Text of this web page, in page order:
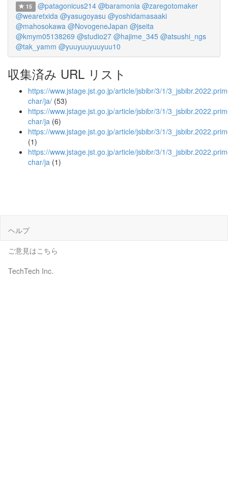
15 @patagonicus214 @baramonia @zaregotomaker
@wearetxida @yasugoyasu @yoshidamasaaki
@mahosokawa @NovogeneJapan @jseita
@kmym05138269 @studio27 @hajime_345 @atsushi_ngs
@tak_yamm @yuuyuuyuuyuu10
収集済み URL リスト
https://www.jstage.jst.go.jp/article/jsbibr/3/1/
char/ja/ (53)
https://www.jstage.jst.go.jp/article/jsbibr/3/1/
char/ja (6)
https://www.jstage.jst.go.jp/article/jsbibr/3/1/
(1)
https://www.jstage.jst.go.jp/article/jsbibr/3/1/
char/ja (1)
ヘルプ
ご意見はこちら
TechTech Inc.